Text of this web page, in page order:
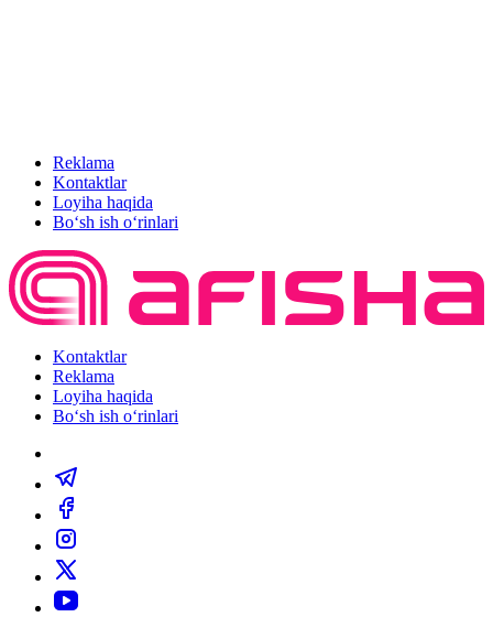
Reklama
Kontaktlar
Loyiha haqida
Bo‘sh ish o‘rinlari
Kontaktlar
Reklama
Loyiha haqida
Bo‘sh ish o‘rinlari